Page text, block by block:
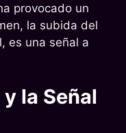
provocado un
la subida del
es una señal a
la Señal